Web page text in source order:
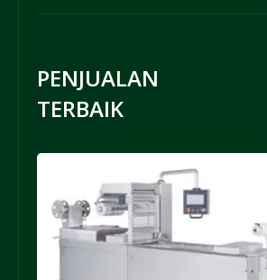
PENJUALAN
TERBAIK